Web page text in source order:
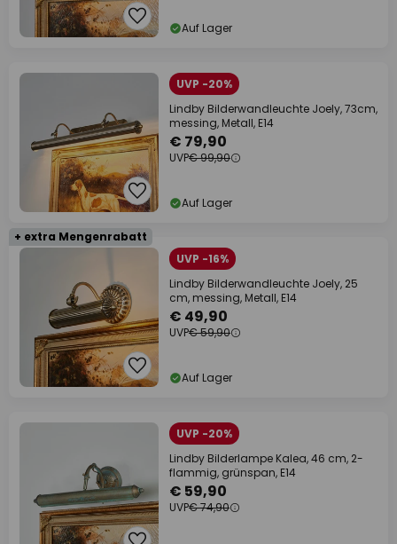
Auf Lager
UVP -20%
Lindby Bilderwandleuchte Joely, 73cm,
messing, Metall, E14
€ 79,90
UVP€ 99,90
Auf Lager
+ extra Mengenrabatt
UVP -16%
Lindby Bilderwandleuchte Joely, 25
cm, messing, Metall, E14
€ 49,90
UVP€ 59,90
Auf Lager
UVP -20%
Lindby Bilderlampe Kalea, 46 cm, 2-
flammig, grünspan, E14
€ 59,90
UVP€ 74,90